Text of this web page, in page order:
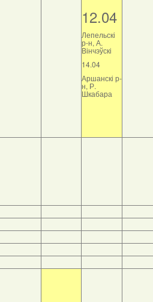
12.04
Лепельскі
р-н, А.
Вінчэўскі
14.04
Аршанскі р-
н, Р.
Шкабара